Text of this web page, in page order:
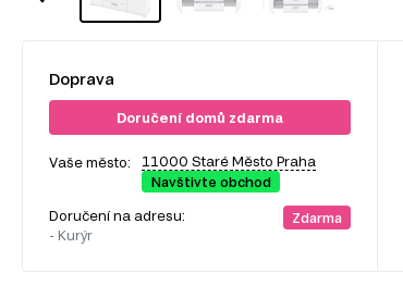
Doprava
Doručení domů zdarma
Vaše město:
11000 Staré Město Praha
Navštivte obchod
Doručení na adresu:
- Kurýr
Zdarma